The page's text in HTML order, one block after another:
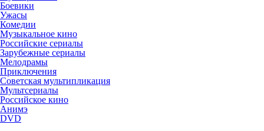
Боевики
Ужасы
Комедии
Музыкальное кино
Российские сериалы
Зарубежные сериалы
Мелодрамы
Приключения
Советская мультипликация
Мультсериалы
Российское кино
Анимэ
DVD